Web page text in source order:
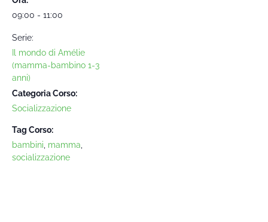
09:00 - 11:00
Serie:
Il mondo di Amélie
(mamma-bambino 1-3
anni)
Categoria Corso:
Socializzazione
Tag Corso:
bambini mamma
socializzazione